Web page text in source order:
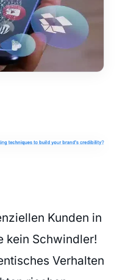
Kunden in
kein Schwindler!
Verhalten